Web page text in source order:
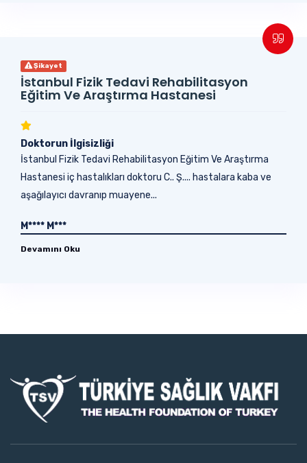
Şikayet
İstanbul Fizik Tedavi Rehabilitasyon
Eğitim Ve Araştırma Hastanesi
Doktorun İlgisizliği
İstanbul Fizik Tedavi Rehabilitasyon Eğitim Ve Araştırma
Hastanesi iç hastalıkları doktoru C.. Ş.... hastalara kaba ve
aşağılayıcı davranıp muayene...
M**** M***
Devamını Oku